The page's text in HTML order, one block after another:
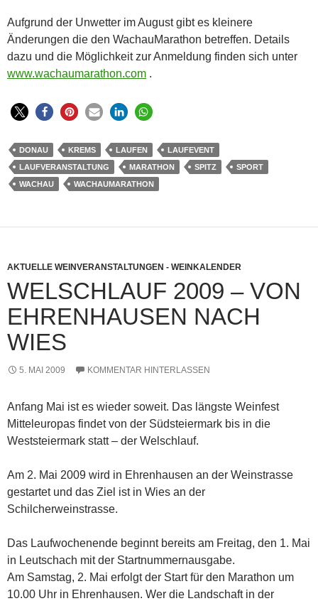
Aufgrund der Unwetter im August gibt es kleinere
Änderungen die den WachauMarathon betreffen. Details
dazu und die Möglichkeit zur Anmeldung finden sich unter
www.wachaumarathon.com .
DONAU KREMS LAUFEN
LAUFEVENT
LAUFVERANSTALTUNG
MARATHON SPITZ
SPORT
WACHAU
WACHAUMARATHON
AKTUELLE WEINVERANSTALTUNGEN - WEINKALENDER
WELSCHLAUF 2009 – VON
EHRENHAUSEN NACH
WIES
5. MAI 2009 KOMMENTAR HINTERLASSEN
Anfang Mai ist es wieder soweit. Das längste Weinfest
Mitteleuropas findet von der Südsteiermark bis in die
Weststeiermark statt – der Welschlauf.
Am 2. Mai 2009 wird in Ehrenhausen an der Weinstrasse
gestartet und das Ziel ist in Wies an der
Schilcherweinstrasse.
Das Laufwochenende beginnt bereits am Freitag, den 1. Mai
in Leutschach mit der Startnummernausgabe.
Am Samstag, 2. Mai erfolgt der Start für den Marathon um
10.00 Uhr in Ehrenhausen. Wer die Landschaft in der